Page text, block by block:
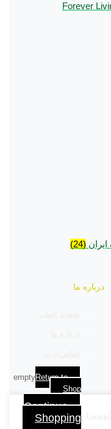
(24)
درباره ما
emptyReturn to
Shop
Continue
Shopping